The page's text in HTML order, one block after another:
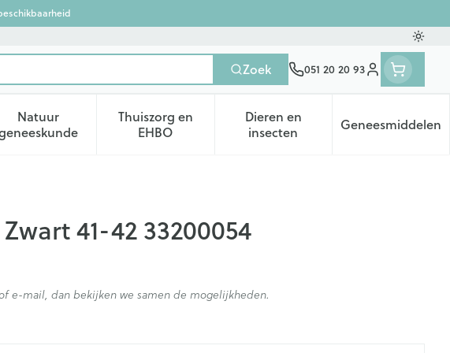
Zoek 051 20 20 93
Klant menu
en kinderen categorie
voor Vitaliteit 50+ categorie
Natuur
Toon submenu voor Natuur geneeskunde categorie
Thuiszorg en
EHBOToon submenu voor Thuiszorg en EHBO categorie
Dieren en
insectenToon submenu voor Dieren
Geneesmiddelen
Toon
41-42 33200054
e-mail, dan bekijken we samen de mogelijkheden.